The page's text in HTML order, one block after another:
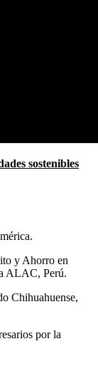
sostenibles
y Ahorro en
ALAC, Perú.
Chihuahuense,
por la